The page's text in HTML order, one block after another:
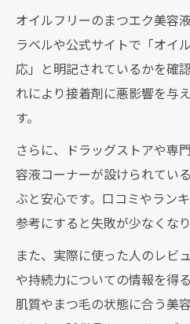
敏感さんも安心できる
魅力
まつエク対応美容液
活用法
ガイド
まつエクと相性抜
液特集
まつエク美容液を選
チェックポイント
低刺激で安心なまつ
び方
オイルフリーのまつエク美容
ラベルや公式サイトで「オイ
応」と明記されているかを確
れにより接着剤に悪影響を与
す。
さらに、ドラッグストアや専
容液コーナーが設けられてい
ぶと安心です。口コミやラン
参考にすると失敗が少なくなり
また、実際に使った人のレビ
や持続力についての情報を得
肌質やまつ毛の状態に合う美